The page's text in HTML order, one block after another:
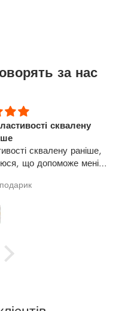
за нас
Семар
препарат
Анонімно